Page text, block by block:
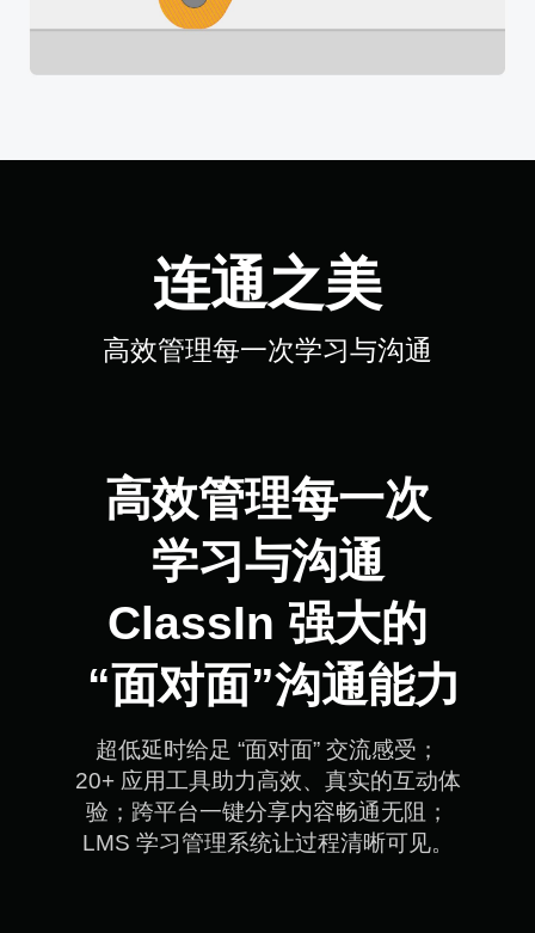
连通之美
高效管理每一次学习与沟通
高效管理每一次
学习与沟通
ClassIn 强大的
“面对面”沟通能力
超低延时给足 “面对面” 交流感受；
20+ 应用工具助力高效、真实的互动体
验；跨平台一键分享内容畅通无阻；
LMS 学习管理系统让过程清晰可见。